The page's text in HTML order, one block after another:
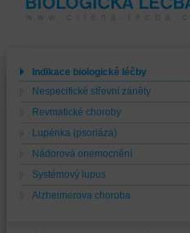
Indikace biologické léčby
Nespecifické střevní záněty
Revmatické choroby
Lupénka (psoriáza)
Nádorová onemocnění
Systémový lupus
Alzheimerova choroba